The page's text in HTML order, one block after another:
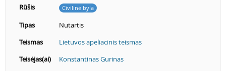
Rūšis
Civilinė byla
Tipas
Nutartis
Teismas
Lietuvos apeliacinis teismas
Teisėjas(ai)
Konstantinas Gurinas